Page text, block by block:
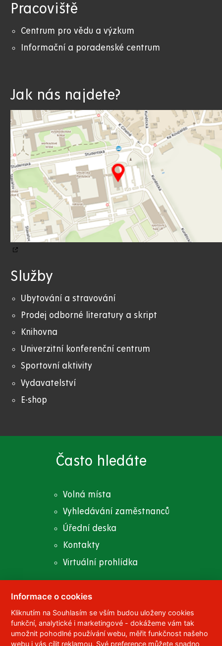
Pracoviště
Centrum pro vědu a výzkum
Informační a poradenské centrum
Jak nás najdete?
Služby
Ubytování a stravování
Prodej odborné literatury a skript
Knihovna
Univerzitní konferenční centrum
Sportovní aktivity
Vydavatelství
E-shop
Často hledáte
Volná místa
Vyhledávání zaměstnanců
Úřední deska
Kontakty
Virtuální prohlídka
© 2023 Univerzita Pardubice,Studentská 95
532 10 Pardubice 2
Telefon: 466 036 111, 466 036 112, 466 036 113
Informace o cookies
Kliknutím na Souhlasím se vším budou uloženy cookies
funkční, analytické i marketingové - dokážeme vám tak
umožnit pohodlné používání webu, měřit funkčnost našeho
webu i vás cílit reklamou. Své preference můžete snadno